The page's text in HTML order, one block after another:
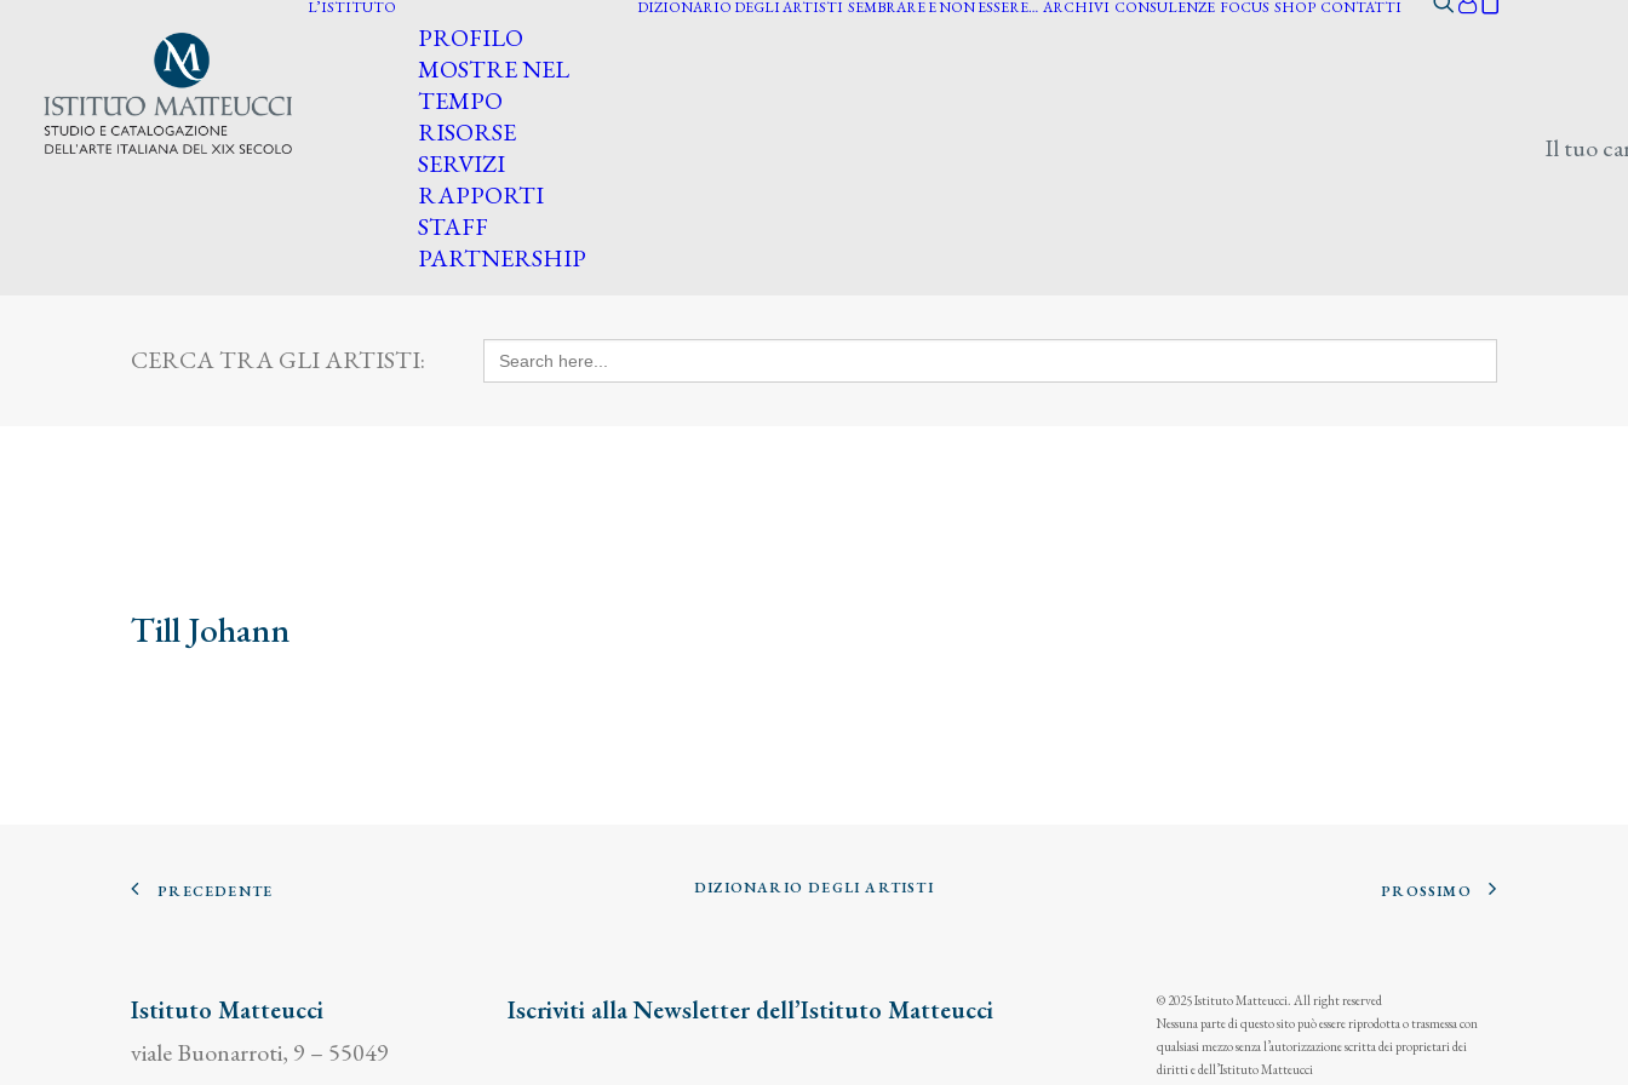
L’ISTITUTO
PROFILO
MOSTRE NEL
TEMPO
RISORSE
SERVIZI
RAPPORTI
STAFF
PARTNERSHIP
DIZIONARIO DEGLI ARTISTI SEMBRARE E NON ESSERE… ARCHIVI CONSULENZE FOCUS SHOP CONTATTI
Il tuo
CERCA TRA GLI ARTISTI: Search
for:
Till Johann
PRECEDENTE DIZIONARIO DEGLI ARTISTI PROSSIMO
Istituto Matteucci
viale Buonarroti, 9 – 55049
Iscriviti alla Newsletter dell’Istituto Matteucci
© 2025 Istituto Matteucci. All right reserved
Nessuna parte di questo sito può essere riprodotta o trasmessa con
qualsiasi mezzo senza l’autorizzazione scritta dei proprietari dei
diritti e dell’Istituto Matteucci